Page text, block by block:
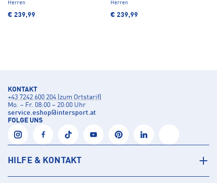
Herren
€ 239,99
Herren
€ 239,99
KONTAKT
+43 7242 600 204 (zum Ortstarif)
Mo. – Fr. 08:00 – 20:00 Uhr
service.eshop@intersport.at
FOLGE UNS
HILFE & KONTAKT